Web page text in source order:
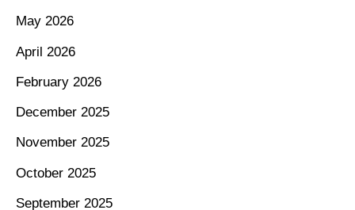
May 2026
April 2026
February 2026
December 2025
November 2025
October 2025
September 2025